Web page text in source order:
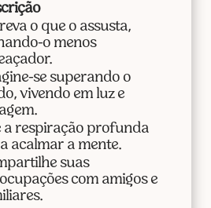
o que o assusta,
o menos
se superando o
vivendo em luz e
a respiração profunda
acalmar a mente.
suas
com amigos e